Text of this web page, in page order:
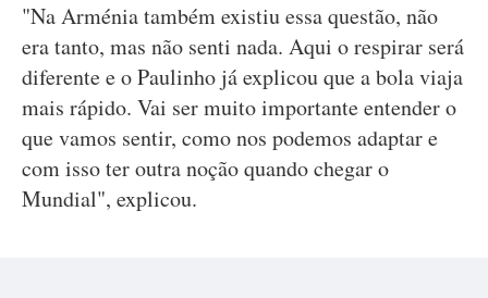
"Na Arménia também existiu essa questão, não
era tanto, mas não senti nada. Aqui o respirar será
diferente e o Paulinho já explicou que a bola viaja
mais rápido. Vai ser muito importante entender o
que vamos sentir, como nos podemos adaptar e
com isso ter outra noção quando chegar o
Mundial", explicou.